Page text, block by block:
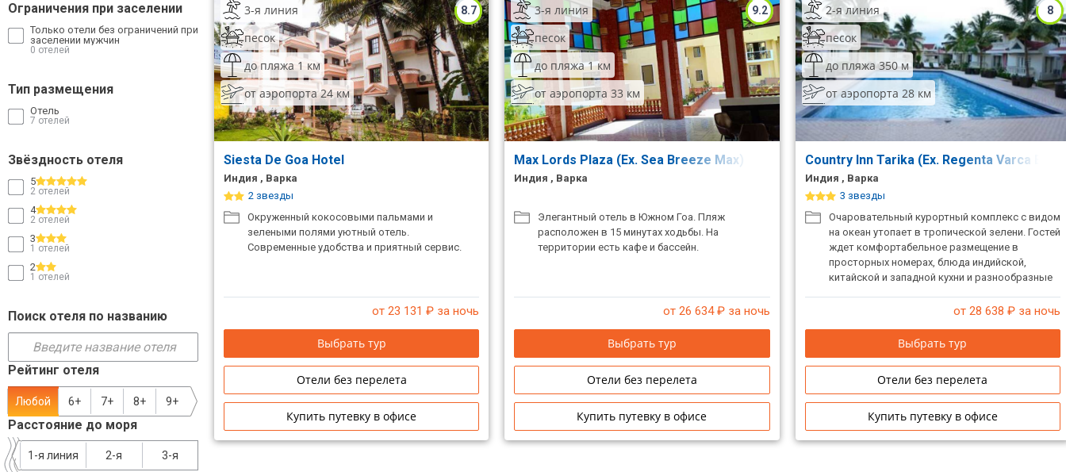
Ограничения при заселении
Только отели без ограничений при
заселении мужчин
0 отелей
Тип размещения
Отель
7 отелей
Звёздность отеля
5
2 отелей
4
2 отелей
3
1 отелей
2
1 отелей
Поиск отеля по названию
Рейтинг отеля
Любой 6+ 7+ 8+ 9+
Расстояние до моря
3-я
2-я
1-я линия
8.7
3-я линия
песок
до пляжа 1 км
от аэропорта 24 км
Siesta De Goa Hotel
Индия , Варка
2 звезды
Окруженный кокосовыми пальмами и
зелеными полями уютный отель.
Современные удобства и приятный сервис.
от 23 131 ₽ за ночь
Выбрать тур
Отели без перелета
Купить путевку в офисе
9.2
3-я линия
песок
до пляжа 1 км
от аэропорта 33 км
Max Lords Plaza (Ex. Sea Breeze Max)
Индия , Варка
Элегантный отель в Южном Гоа. Пляж
расположен в 15 минутах ходьбы. На
территории есть кафе и бассейн.
от 26 634₽ за ночь
Выбрать тур
Отели без перелета
Купить путевку в офисе
8
2-я линия
песок
до пляжа 350 м
от аэропорта 28 км
Country Inn Tarika (Ex. Regenta Varca
Индия , Варка
3 звезды
Очаровательный курортный комплекс с видом
на океан утопает в тропической зелени. Гостей
ждет комфортабельное размещение в
просторных номерах, блюда индийской,
китайской и западной кухни и разнообразные
от 28 638 ₽ за ночь
Выбрать тур
Отели без перелета
Купить путевку в офисе
Экскурсионные туры
VIP отели 5 звезд
ТОП 10 лучших отелей 5*
Лучшие отели 4* звезды
Недорогие отели 4*
Лучшие отели 3* звезды
Сетевые отели Турции
Сетевые отели Египта
Сетевые отели ОАЭ